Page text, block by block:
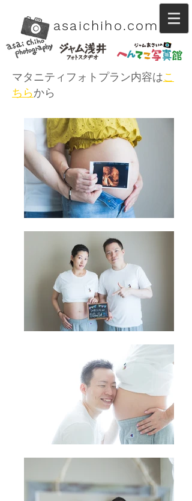
asaichiho.com
マタニティフォトプラン内容はこ
ちらから